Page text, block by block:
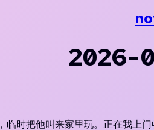
2026-
时把他叫来家里玩。正在我